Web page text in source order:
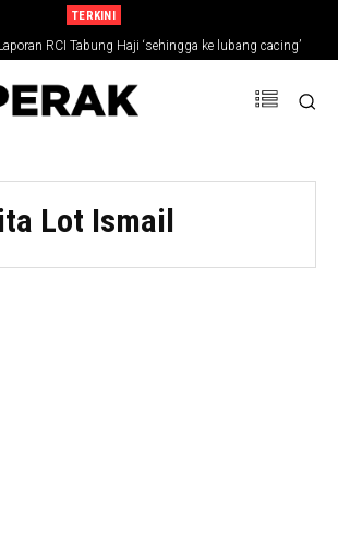
TERKINI
RCI Tabung Haji ‘sehingga ke lubang cacing’
Lot Ismail